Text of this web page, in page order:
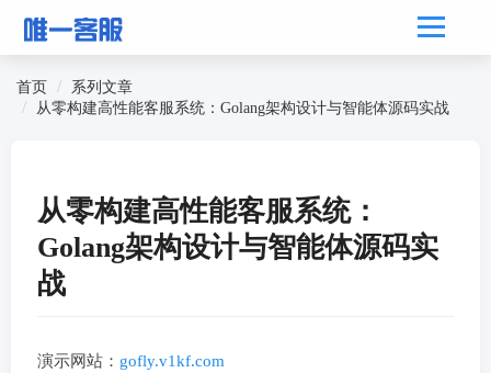
首页
系列文章
从零构建高性能客服系统：Golang架构设计与智能体源码实战
从零构建高性能客服系统：
Golang架构设计与智能体源码实
战
演示网站： gofly.v1kf.com